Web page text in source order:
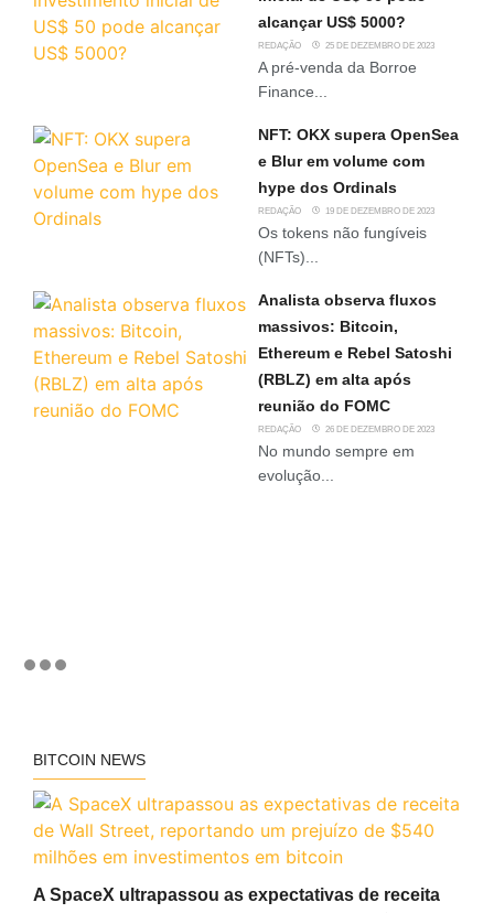
alcançar US$ 5000?
REDAÇÃO 25 DE DEZEMBRO DE 2023
A pré-venda da Borroe
Finance...
NFT: OKX supera OpenSea
e Blur em volume com
hype dos Ordinals
REDAÇÃO 19 DE DEZEMBRO DE 2023
Os tokens não fungíveis
(NFTs)...
Analista observa fluxos
massivos: Bitcoin,
Ethereum e Rebel Satoshi
(RBLZ) em alta após
reunião do FOMC
REDAÇÃO 26 DE DEZEMBRO DE 2023
No mundo sempre em
evolução...
BITCOIN NEWS
A SpaceX ultrapassou as expectativas de receita